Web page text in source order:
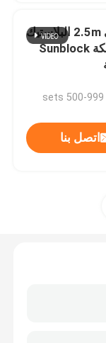
50m طول البرتقالي 2.5m البلاستيك
حصيرة الاعشاب شبكة Sunblock
اتصل بنا